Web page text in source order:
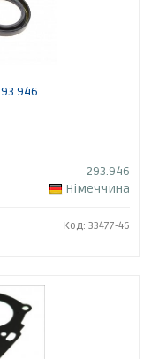
293.946
Німеччина
Код: 33477-46